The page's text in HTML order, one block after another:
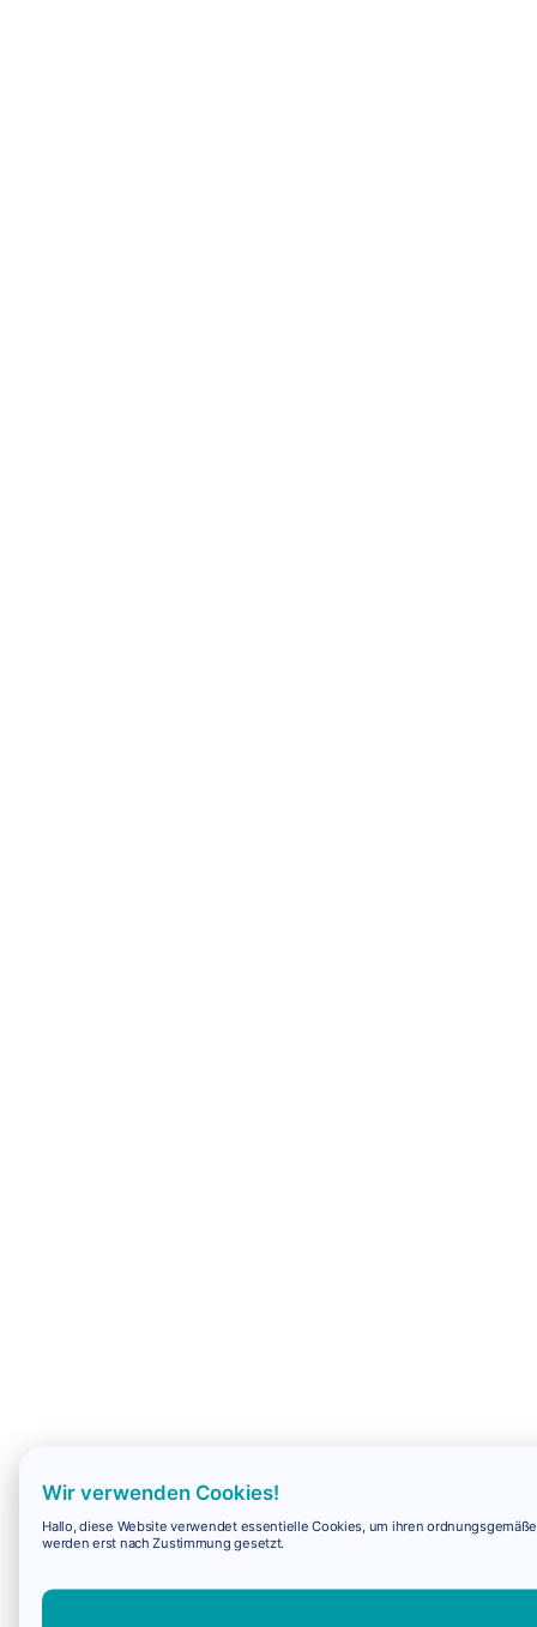
Wir verwenden Cookies!
Hallo, diese Website verwendet essentielle Cookies, um ihren
werden erst nach Zustimmung gesetzt.